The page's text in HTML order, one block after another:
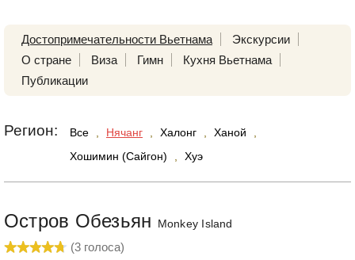
Достопримечательности Вьетнама
Экскурсии
О стране
Виза Гимн
Кухня Вьетнама
Публикации
Регион: Все Нячанг Халонг Ханой
Хошимин (Сайгон)
Хуэ
Остров Обезьян Monkey Island
(3 голоса)